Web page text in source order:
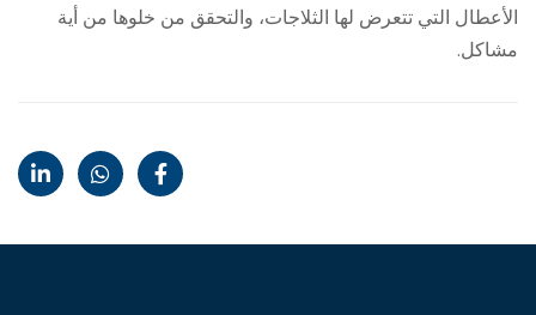
الأعطال التي تتعرض لها الثلاجات، والتحقق من خلوها من أية
مشاكل.